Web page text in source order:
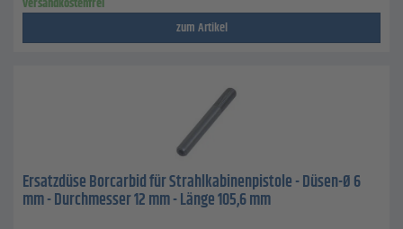
zum Artikel
Ersatzdüse Borcarbid für Strahlkabinenpistole - Düsen-Ø 6
mm - Durchmesser 12 mm - Länge 105,6 mm